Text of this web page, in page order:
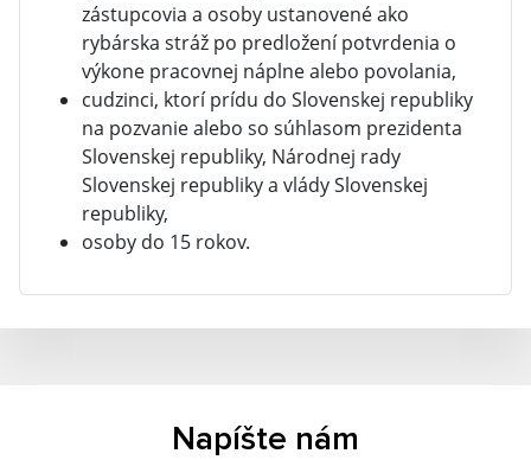
zástupcovia a osoby ustanovené ako
rybárska stráž po predložení potvrdenia o
výkone pracovnej náplne alebo povolania,
cudzinci, ktorí prídu do Slovenskej republiky
na pozvanie alebo so súhlasom prezidenta
Slovenskej republiky, Národnej rady
Slovenskej republiky a vlády Slovenskej
republiky,
osoby do 15 rokov.
Napíšte nám